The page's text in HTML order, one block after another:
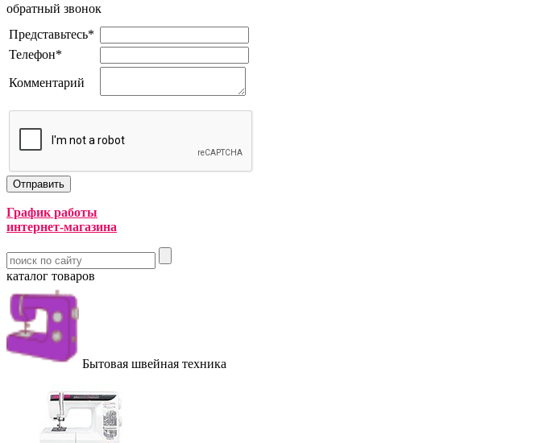
обратный звонок
Представьтесь*
Телефон*
Комментарий
График работы
интернет-магазина
каталог товаров
Бытовая швейная техника